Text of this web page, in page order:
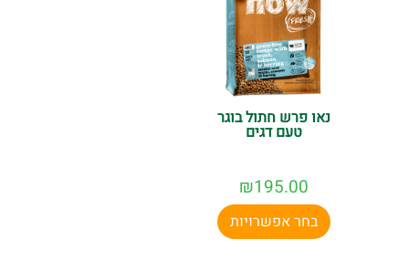
נאו פרש חתול בוגר
טעם דגים
₪195.00
בחר אפשרויות